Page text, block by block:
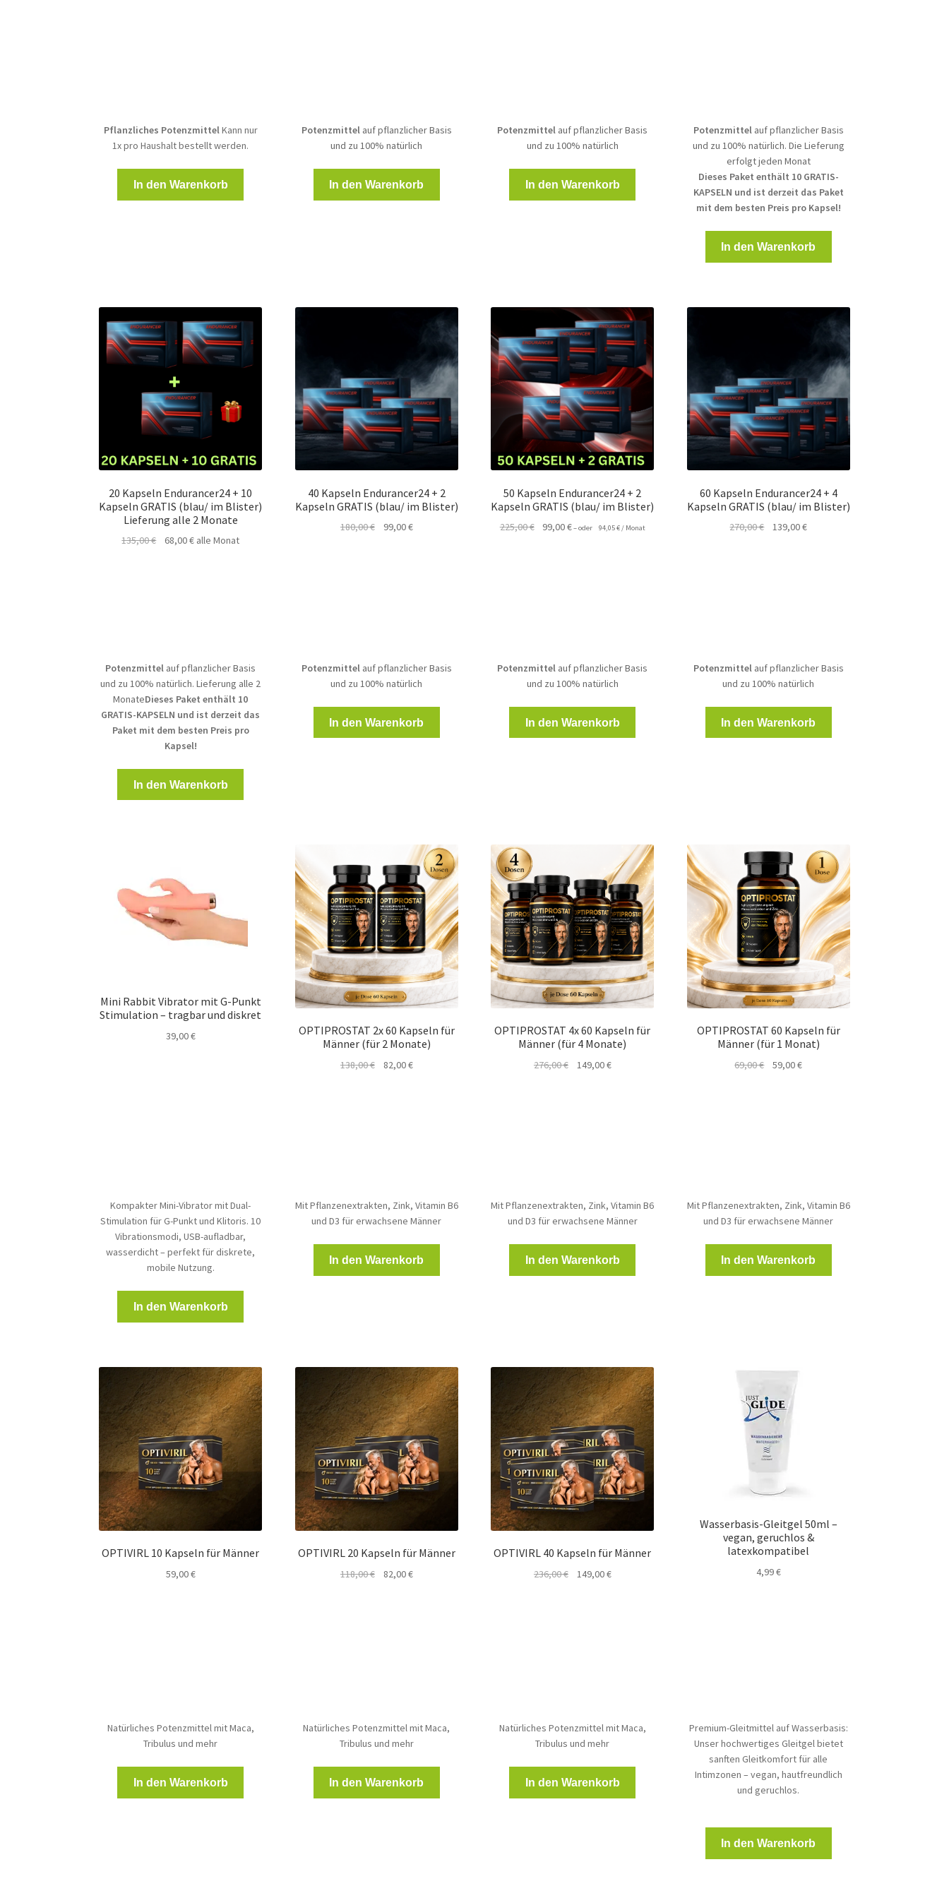
Pflanzliches PotenzmittelKann nur
1x pro Haushalt bestellt werden.
In den Warenkorb
Potenzmittel auf pflanzlicher Basis
und zu 100% natürlich
In den Warenkorb
Potenzmittel auf pflanzlicher Basis
und zu 100% natürlich
In den Warenkorb
Potenzmittel auf pflanzlicher Basis
und zu 100% natürlich. Die Lieferung
erfolgt jeden Monat
Dieses Paket enthält 10 GRATIS-
KAPSELN und ist derzeit das Paket
mit dem besten Preis pro Kapsel!
In den Warenkorb
20 Kapseln Endurancer24 + 10
Kapseln GRATIS (blau/ im Blister)
Lieferung alle 2 Monate
135,00€
Ursprünglicher
68,00€Aktueller
alle Monat
Potenzmittel auf pflanzlicher Basis
und zu 100% natürlich. Lieferung alle 2
MonateDieses Paket enthält 10
GRATIS-KAPSELN und ist derzeit das
Paket mit dem besten Preis pro
Kapsel!
In den Warenkorb
40 Kapseln Endurancer24 + 2
Kapseln GRATIS (blau/ im Blister)
180,00€
Ursprünglicher
99,00€Aktueller
Potenzmittel auf pflanzlicher Basis
und zu 100% natürlich
In den Warenkorb
50 Kapseln Endurancer24 + 2
Kapseln GRATIS (blau/ im Blister)
225,00€
Ursprünglicher
99,00€Aktueller
–oder 94,05€/ Monat
Potenzmittel auf pflanzlicher Basis
und zu 100% natürlich
In den Warenkorb
60 Kapseln Endurancer24 + 4
Kapseln GRATIS (blau/ im Blister)
270,00€
Ursprünglicher
139,00€Aktueller
Potenzmittel auf pflanzlicher Basis
und zu 100% natürlich
In den Warenkorb
Mini Rabbit Vibrator mit G-Punkt
Stimulation – tragbar und diskret
39,00€
Kompakter Mini-Vibrator mit Dual-
Stimulation für G-Punkt und Klitoris. 10
Vibrationsmodi, USB-aufladbar,
wasserdicht – perfekt für diskrete,
mobile Nutzung.
In den Warenkorb
OPTIPROSTAT 2x 60 Kapseln für
Männer (für 2 Monate)
138,00€
Ursprünglicher
82,00€Aktueller
Mit Pflanzenextrakten, Zink, Vitamin B6
und D3 für erwachsene Männer
In den Warenkorb
OPTIPROSTAT 4x 60 Kapseln für
Männer (für 4 Monate)
276,00€
Ursprünglicher
149,00€Aktueller
Mit Pflanzenextrakten, Zink, Vitamin B6
und D3 für erwachsene Männer
In den Warenkorb
OPTIPROSTAT 60 Kapseln für
Männer (für 1 Monat)
69,00€
Ursprünglicher
59,00€Aktueller
Mit Pflanzenextrakten, Zink, Vitamin B6
und D3 für erwachsene Männer
In den Warenkorb
OPTIVIRL 10 Kapseln für Männer
59,00€
Natürliches Potenzmittel mit Maca,
Tribulus und mehr
In den Warenkorb
OPTIVIRL 20 Kapseln für Männer
118,00€
Ursprünglicher
82,00€Aktueller
Natürliches Potenzmittel mit Maca,
Tribulus und mehr
In den Warenkorb
OPTIVIRL 40 Kapseln für Männer
236,00€
Ursprünglicher
149,00€Aktueller
Natürliches Potenzmittel mit Maca,
Tribulus und mehr
In den Warenkorb
Wasserbasis-Gleitgel 50ml –
vegan, geruchlos &
latexkompatibel
4,99€
Premium-Gleitmittel auf Wasserbasis:
Unser hochwertiges Gleitgel bietet
sanften Gleitkomfort für alle
Intimzonen – vegan, hautfreundlich
und geruchlos.
In den Warenkorb